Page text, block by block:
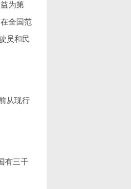
为第
全国范
员和民
从现行
有三千